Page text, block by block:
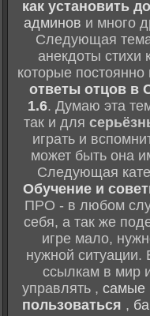
как установить
админов и много
Следующая
анекдоты
которые
ответы отцов в
1.6. Думаю эта
так и для
играть и
может быть она
Следующая
Обучение и
ПРО - в любом
себя, а так же
игре мало,
нужной ситуации.
ссылкам в мир
управлять , самые
пользоваться ,